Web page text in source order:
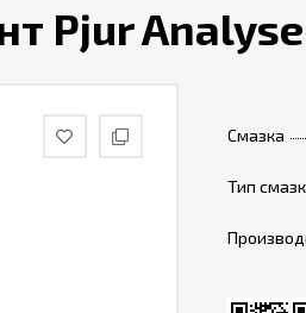
Pjur
Смазка
Тип